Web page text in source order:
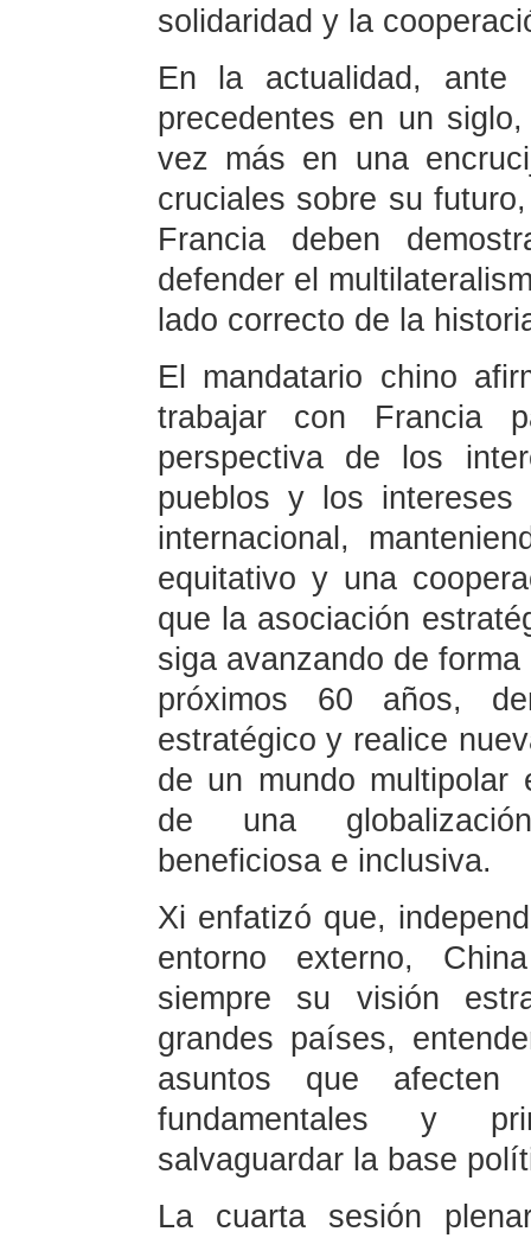
solidaridad y la
En la actualidad, ante
precedentes en un
vez más en una
cruciales sobre su
Francia deben
defender el
lado correcto de la
El mandatario chino
trabajar con Francia
perspectiva de los
pueblos y los
internacional,
equitativo y una
que la asociación
siga avanzando de
próximos 60 años,
estratégico y realice
de un mundo multipolar
de una
beneficiosa e inclusiva.
Xi enfatizó que,
entorno externo,
siempre su visión
grandes países,
asuntos que afecten
fundamentales y
salvaguardar la base
La cuarta sesión